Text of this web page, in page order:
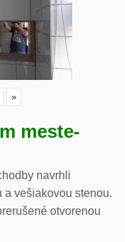
»
meste-
navrhli
a vešiakovou stenou.
otvorenou